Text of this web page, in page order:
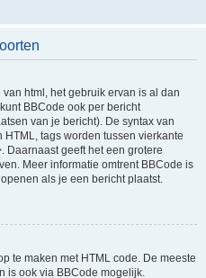
html, het gebruik ervan is al dan
BBCode ook per bericht
van je bericht). De syntax van
tags worden tussen vierkante
Daarnaast geeft het een grotere
Meer informatie omtrent BBCode is
als je een bericht plaatst.
te maken met HTML code. De meeste
is ook via BBCode mogelijk.